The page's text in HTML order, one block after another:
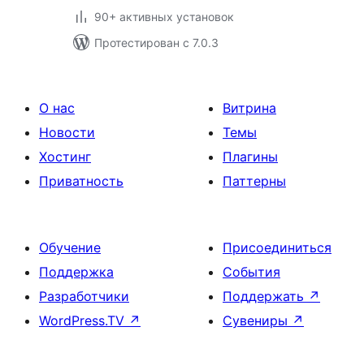
90+ активных установок
Протестирован с 7.0.3
О нас
Новости
Хостинг
Приватность
Витрина
Темы
Плагины
Паттерны
Обучение
Поддержка
Разработчики
WordPress.TV ↗
Присоединиться
События
Поддержать ↗
Сувениры ↗